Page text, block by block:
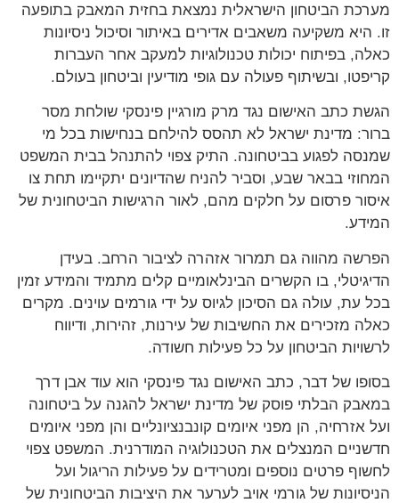
מערכת הביטחון הישראלית נמצאת בחזית המאבק בתופעה
זו. היא משקיעה משאבים אדירים באיתור וסיכול ניסיונות
כאלה, בפיתוח יכולות טכנולוגיות למעקב אחר העברות
קריפטו, ובשיתוף פעולה עם גופי מודיעין וביטחון בעולם.
הגשת כתב האישום נגד מרק מורגיין פינסקי שולחת מסר
ברור: מדינת ישראל לא תהסס להילחם בנחישות בכל מי
שמנסה לפגוע בביטחונה. התיק צפוי להתנהל בבית המשפט
המחוזי בבאר שבע, וסביר להניח שהדיונים יתקיימו תחת צו
איסור פרסום על חלקים מהם, לאור הרגישות הביטחונית של
המידע.
הפרשה מהווה גם תמרור אזהרה לציבור הרחב. בעידן
הדיגיטלי, בו הקשרים הבינלאומיים קלים מתמיד והמידע זמין
בכל עת, עולה גם הסיכון לגיוס על ידי גורמים עוינים. מקרים
כאלה מזכירים את החשיבות של עירנות, זהירות, ודיווח
לרשויות הביטחון על כל פעילות חשודה.
בסופו של דבר, כתב האישום נגד פינסקי הוא עוד אבן דרך
במאבק הבלתי פוסק של מדינת ישראל להגנה על ביטחונה
ועל אזרחיה, הן מפני איומים קונבנציונליים והן מפני איומים
חדשניים המנצלים את הטכנולוגיה המודרנית. המשפט צפוי
לחשוף פרטים נוספים ומטרידים על פעילות הריגול ועל
הניסיונות של גורמי אויב לערער את היציבות הביטחונית של